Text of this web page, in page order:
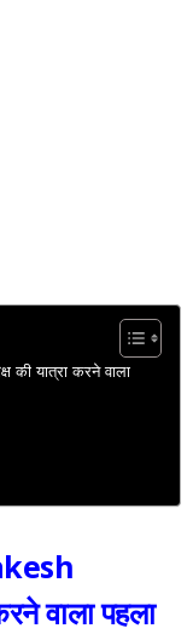
यात्रा करने वाला
वाला पहला